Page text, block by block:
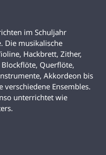
im Schuljahr
Die musikalische
Hackbrett, Zither,
Blockflöte, Querflöte,
Akkordeon bis
verschiedene Ensembles.
unterrichtet wie